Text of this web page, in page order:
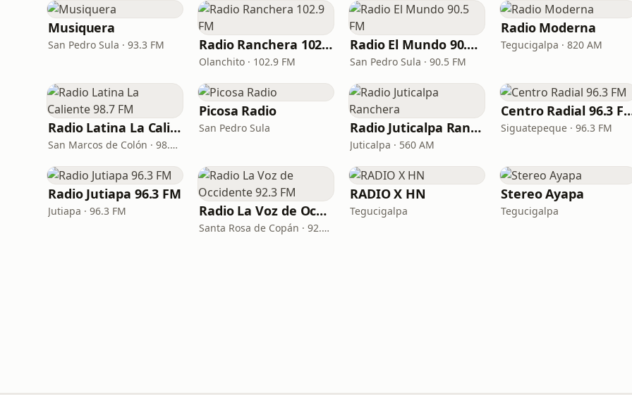
Musiquera
San Pedro Sula · 93.3 FM Radio Ranchera 102.9 FM
Olanchito · 102.9 FM
Radio El Mundo 90.5 FM
San Pedro Sula · 90.5 FM
Radio Moderna
Tegucigalpa · 820 AM
Radio Latina La Caliente 98.7 FM
San Marcos de Colón · 98.7 FM
Picosa Radio
San Pedro Sula Radio Juticalpa Ranchera
Juticalpa · 560 AM
Centro
Siguatepeque · 96.3 FM
Radio Jutiapa 96.3 FM
Jutiapa · 96.3 FM Radio La Voz de Occidente 92.3 FM
Santa Rosa de Copán · 92.3 FM
RADIO X HN
Tegucigalpa
Stereo Ayapa
Tegucigalpa